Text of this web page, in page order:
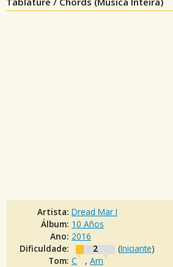
Artista: Dread Mar I
Álbum: 10 Años
Ano: 2016
Dificuldade:
2 (Iniciante)
Tom: C , Am